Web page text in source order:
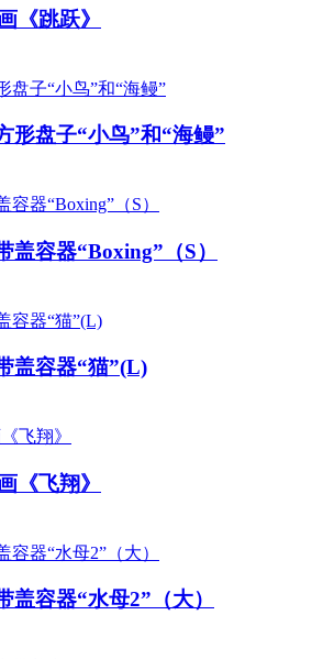
《跳跃》
形盘子“小鸟”和“海鳗”
容器“Boxing”（S）
盖容器“猫”(L)
《飞翔》
容器“水母2”（大）